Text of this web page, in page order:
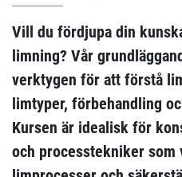
Vill du fördjupa din
limning? Vår
verktygen för att förstå
limtyper, förbehandling
Kursen är idealisk för
och processtekniker som